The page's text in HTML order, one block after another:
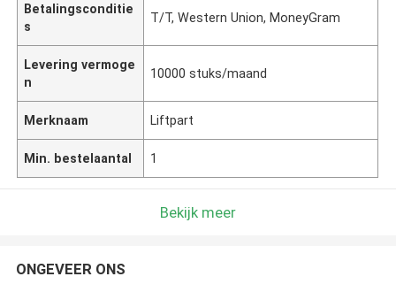
Betalingsconditie
s
T/T, Western Union, MoneyGram
Levering vermoge
n
10000 stuks/maand
Merknaam Liftpart
Min. bestelaantal 1
Bekijk meer
ONGEVEER ONS